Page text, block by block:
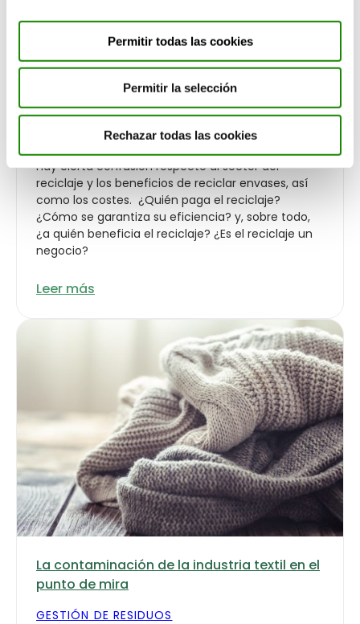
Permitir todas las cookies
Permitir la selección
Rechazar todas las cookies
Los beneficios de reciclar envases
domésticos
GESTIÓN DE RESIDUOS
Hay cierta confusión respecto al sector del
reciclaje y los beneficios de reciclar envases, así
como los costes. ¿Quién paga el reciclaje?
¿Cómo se garantiza su eficiencia? y, sobre todo,
¿a quién beneficia el reciclaje? ¿Es el reciclaje un
negocio?
Leer más
La contaminación de la industria textil en el
punto de mira
GESTIÓN DE RESIDUOS